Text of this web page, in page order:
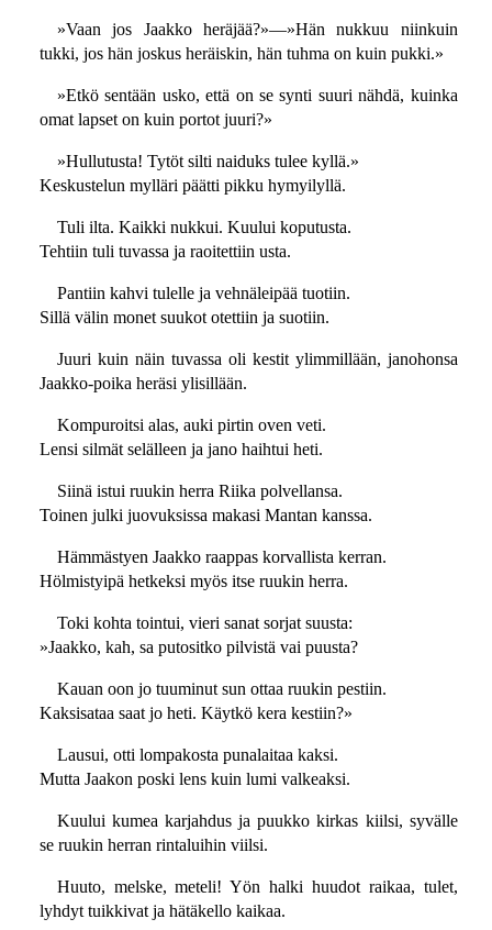
»Vaan jos Jaakko heräjää?»—»Hän nukkuu niinkuin
tukki, jos hän joskus heräiskin, hän tuhma on kuin pukki.»
»Etkö sentään usko, että on se synti suuri nähdä, kuinka
omat lapset on kuin portot juuri?»
»Hullutusta! Tytöt silti naiduks tulee kyllä.»
Keskustelun mylläri päätti pikku hymyilyllä.
Tuli ilta. Kaikki nukkui. Kuului koputusta.
Tehtiin tuli tuvassa ja raoitettiin usta.
Pantiin kahvi tulelle ja vehnäleipää tuotiin.
Sillä välin monet suukot otettiin ja suotiin.
Juuri kuin näin tuvassa oli kestit ylimmillään, janohonsa
Jaakko-poika heräsi ylisillään.
Kompuroitsi alas, auki pirtin oven veti.
Lensi silmät selälleen ja jano haihtui heti.
Siinä istui ruukin herra Riika polvellansa.
Toinen julki juovuksissa makasi Mantan kanssa.
Hämmästyen Jaakko raappas korvallista kerran.
Hölmistyipä hetkeksi myös itse ruukin herra.
Toki kohta tointui, vieri sanat sorjat suusta:
»Jaakko, kah, sa putositko pilvistä vai puusta?
Kauan oon jo tuuminut sun ottaa ruukin pestiin.
Kaksisataa saat jo heti. Käytkö kera kestiin?»
Lausui, otti lompakosta punalaitaa kaksi.
Mutta Jaakon poski lens kuin lumi valkeaksi.
Kuului kumea karjahdus ja puukko kirkas kiilsi, syvälle
se ruukin herran rintaluihin viilsi.
Huuto, melske, meteli! Yön halki huudot raikaa, tulet,
lyhdyt tuikkivat ja hätäkello kaikaa.